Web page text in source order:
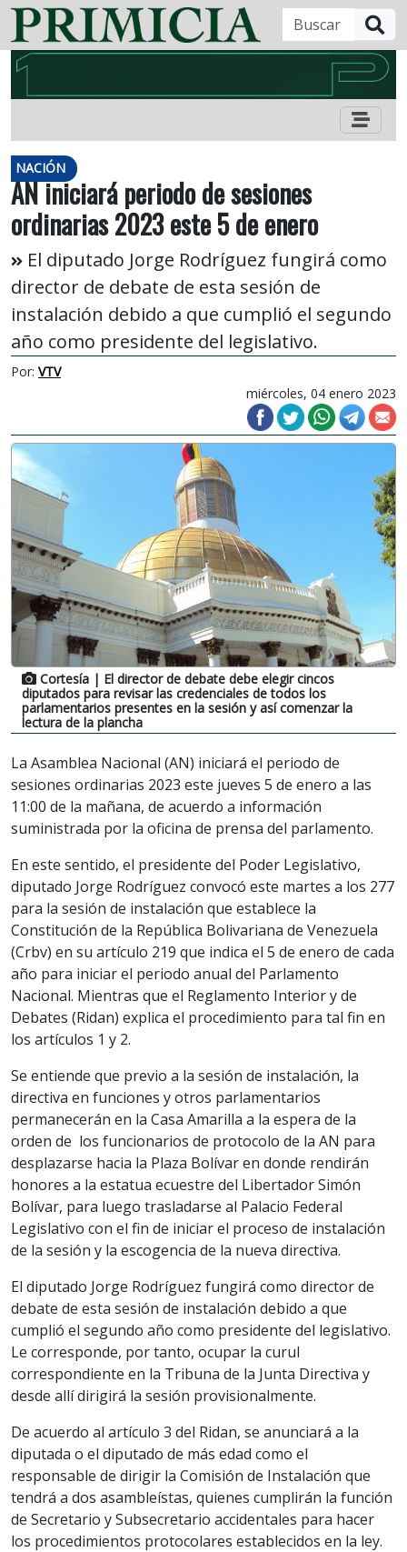
NACIÓN
AN iniciará periodo de sesiones
ordinarias 2023 este 5 de enero
El diputado Jorge Rodríguez fungirá como
director de debate de esta sesión de
instalación debido a que cumplió el segundo
año como presidente del legislativo.
Por: VTV
miércoles, 04 enero 2023
Cortesía | El director de debate debe elegir cincos
diputados para revisar las credenciales de todos los
parlamentarios presentes en la sesión y así comenzar la
lectura de la plancha
La Asamblea Nacional (AN) iniciará el periodo de
sesiones ordinarias 2023 este jueves 5 de enero a las
11:00 de la mañana, de acuerdo a información
suministrada por la oficina de prensa del parlamento.
En este sentido, el presidente del Poder Legislativo,
diputado Jorge Rodríguez convocó este martes a los 277
para la sesión de instalación que establece la
Constitución de la República Bolivariana de Venezuela
(Crbv) en su artículo 219 que indica el 5 de enero de cada
año para iniciar el periodo anual del Parlamento
Nacional. Mientras que el Reglamento Interior y de
Debates (Ridan) explica el procedimiento para tal fin en
los artículos 1 y 2.
Se entiende que previo a la sesión de instalación, la
directiva en funciones y otros parlamentarios
permanecerán en la Casa Amarilla a la espera de la
orden de los funcionarios de protocolo de la AN para
desplazarse hacia la Plaza Bolívar en donde rendirán
honores a la estatua ecuestre del Libertador Simón
Bolívar, para luego trasladarse al Palacio Federal
Legislativo con el fin de iniciar el proceso de instalación
de la sesión y la escogencia de la nueva directiva.
El diputado Jorge Rodríguez fungirá como director de
debate de esta sesión de instalación debido a que
cumplió el segundo año como presidente del legislativo.
Le corresponde, por tanto, ocupar la curul
correspondiente en la Tribuna de la Junta Directiva y
desde allí dirigirá la sesión provisionalmente.
De acuerdo al artículo 3 del Ridan, se anunciará a la
diputada o el diputado de más edad como el
responsable de dirigir la Comisión de Instalación que
tendrá a dos asambleístas, quienes cumplirán la función
de Secretario y Subsecretario accidentales para hacer
los procedimientos protocolares establecidos en la ley.